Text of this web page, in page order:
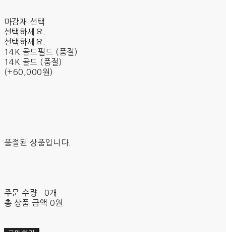
마감재 선택
선택하세요.
선택하세요.
14K 골드필드 (품절)
14K 골드 (품절)
(+60,000원)
품절된 상품입니다.
주문 수량
0개
총 상품 금액 0원